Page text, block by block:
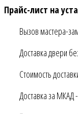
Прайс-лист на
Вызов мастера-
Доставка двери
Стоимость
Доставка за МКАД